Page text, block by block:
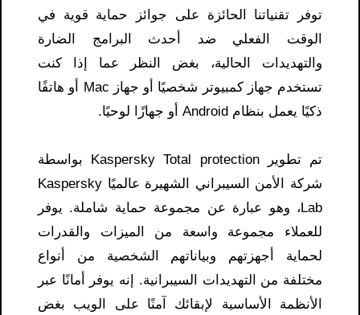
توفر تقنياتنا الحائزة على جوائز حماية قوية في
الوقت الفعلي ضد أحدث البرامج الضارة
والتهديدات الحالية، بغض النظر عما إذا كنت
تستخدم جهاز كمبيوتر شخصيًا أو جهاز Mac أو هاتفًا
ذكيًا يعمل بنظام Android أو جهازًا لوحيًا.
تم تطوير Kaspersky Total protection بواسطة
شركة الأمن السيبراني الشهيرة عالميًا Kaspersky
Lab، وهو عبارة عن مجموعة حماية شاملة. يوفر
للعملاء مجموعة واسعة من الميزات والقدرات
لحماية أجهزتهم وبياناتهم الشخصية من أنواع
مختلفة من التهديدات السيبرانية. إنه يوفر أمانًا عبر
الأنظمة الأساسية لإبقائك آمنًا على الويب بغض